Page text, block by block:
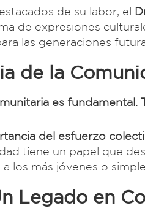
de su labor, el
de expresiones
las generaciones
de la
es
del esfuerzo
tiene un papel que
los más jóvenes o
Legado en